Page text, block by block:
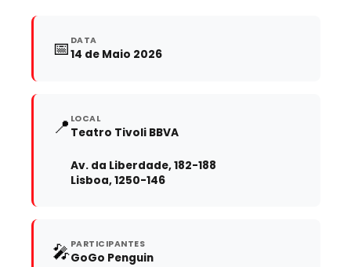
📅 DATA
14 de Maio 2026
📍 LOCAL
Teatro Tivoli BBVA
Av. da Liberdade, 182-188
Lisboa, 1250-146
🎤PARTICIPANTES
GoGo Penguin